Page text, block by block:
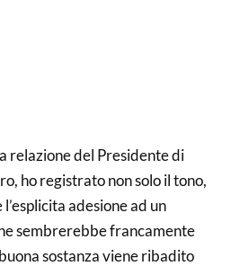
relazione del Presidente di
ho registrato non solo il tono,
adesione ad un
sembrerebbe francamente
sostanza viene ribadito